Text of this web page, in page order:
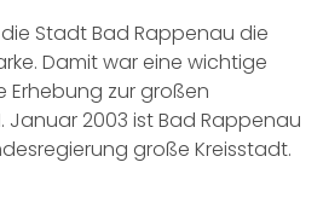
Stadt Bad Rappenau die
Damit war eine wichtige
Erhebung zur großen
Januar 2003 ist Bad Rappenau
große Kreisstadt.